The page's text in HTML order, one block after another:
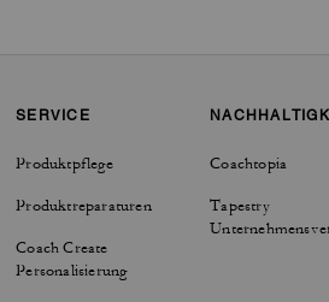
SERVICE
Produktpflege
Produktreparaturen
Coach Create
Personalisierung
Coachtopia
Tapestry